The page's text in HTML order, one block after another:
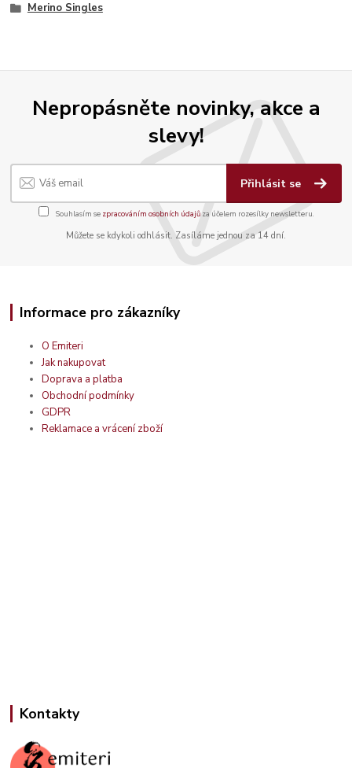
Merino Singles
Nepropásněte novinky, akce a
slevy!
Přihlásit se
Souhlasím se zpracováním osobních údajůza účelem rozesílky newsletteru.
Můžete se kdykoli odhlásit. Zasíláme jednou za 14 dní.
Informace pro zákazníky
O Emiteri
Jak nakupovat
Doprava a platba
Obchodní podmínky
GDPR
Reklamace a vrácení zboží
Kontakty